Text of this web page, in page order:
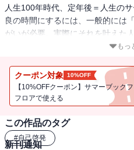
人生100年時代、定年後＝人生の
良の時間にするには、一般的には
がいが必要。実際にそれを叶えた
たのか。定年後の生活を安定させ
働き方・学び方・お金の備え方。
もっ
クーポン対象 10%OFF
【10%OFFクーポン】サマーブック
フロアで使える
この作品のタグ
#自己啓発
新刊通知